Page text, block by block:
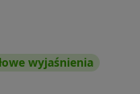
wyjaśnienia